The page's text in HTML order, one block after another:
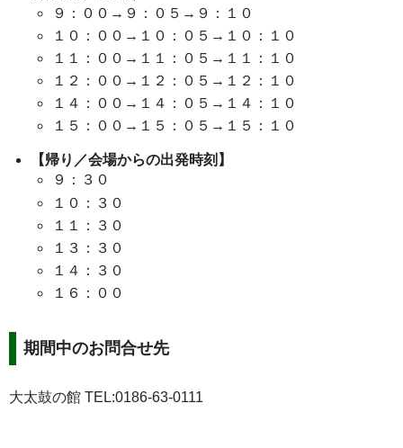
９：００→９：０５→９：１０
１０：００→１０：０５→１０：１０
１１：００→１１：０５→１１：１０
１２：００→１２：０５→１２：１０
１４：００→１４：０５→１４：１０
１５：００→１５：０５→１５：１０
【帰り／会場からの出発時刻】
９：３０
１０：３０
１１：３０
１３：３０
１４：３０
１６：００
期間中のお問合せ先
大太鼓の館 TEL:0186-63-0111